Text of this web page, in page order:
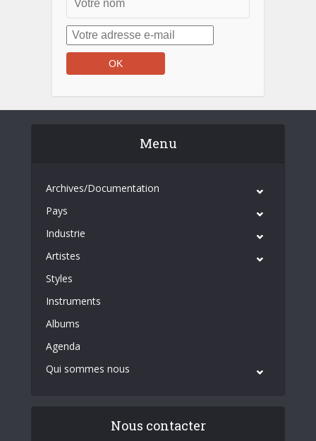
Menu
Archives/Documentation
Pays
Industrie
Artistes
Styles
Instruments
Albums
Agenda
Qui sommes nous
Nous contacter